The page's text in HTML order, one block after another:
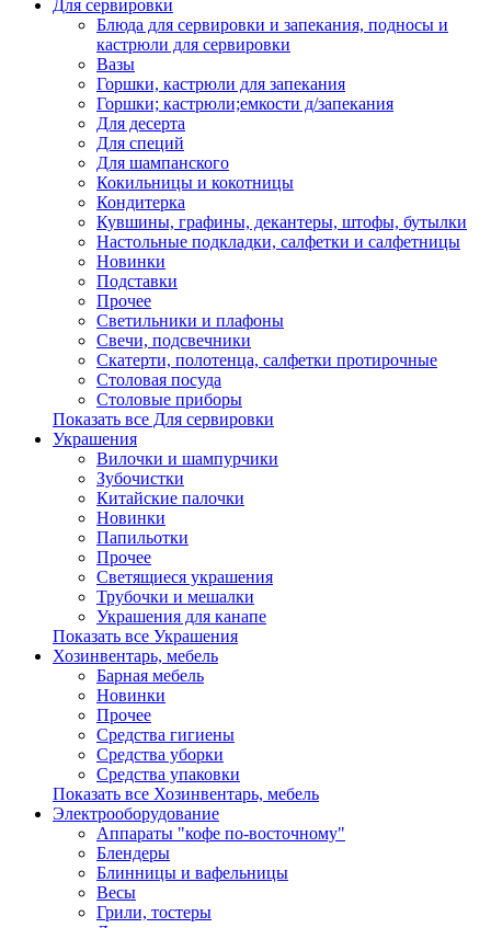
Для сервировки
Блюда для сервировки и запекания, подносы и
кастрюли для сервировки
Вазы
Горшки, кастрюли для запекания
Горшки; кастрюли;емкости д/запекания
Для десерта
Для специй
Для шампанского
Кокильницы и кокотницы
Кондитерка
Кувшины, графины, декантеры, штофы, бутылки
Настольные подкладки, салфетки и салфетницы
Новинки
Подставки
Прочее
Светильники и плафоны
Свечи, подсвечники
Скатерти, полотенца, салфетки протирочные
Столовая посуда
Столовые приборы
Показать все Для сервировки
Украшения
Вилочки и шампурчики
Зубочистки
Китайские палочки
Новинки
Папильотки
Прочее
Светящиеся украшения
Трубочки и мешалки
Украшения для канапе
Показать все Украшения
Хозинвентарь, мебель
Барная мебель
Новинки
Прочее
Средства гигиены
Средства уборки
Средства упаковки
Показать все Хозинвентарь, мебель
Электрооборудование
Аппараты "кофе по-восточному"
Блендеры
Блинницы и вафельницы
Весы
Грили, тостеры